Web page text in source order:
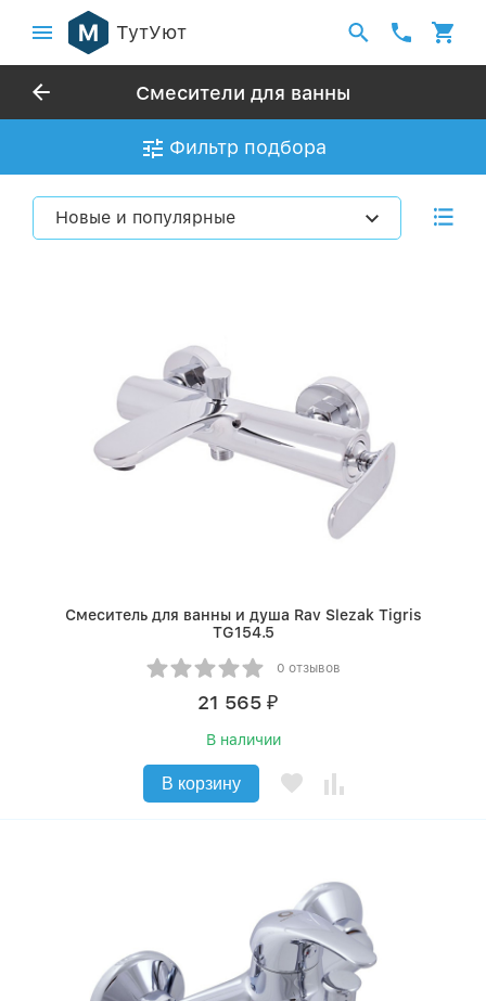
ТутУют
Смесители для ванны
Фильтр подбора
Новые и популярные
Смеситель для ванны и душа Rav Slezak Tigris
TG154.5
0 отзывов
21 565 ₽
В наличии
В корзину